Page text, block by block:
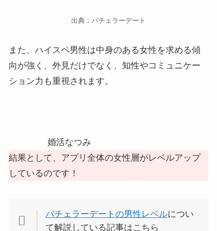
出典：バチェラーデート
また、ハイスペ男性は中身のある女性を求める傾
向が強く、外見だけでなく、知性やコミュニケー
ション力も重視されます。
婚活なつみ
結果として、アプリ全体の女性層がレベルアップ
しているのです！
バチェラーデートの男性レベルについ
て解説している記事はこちら